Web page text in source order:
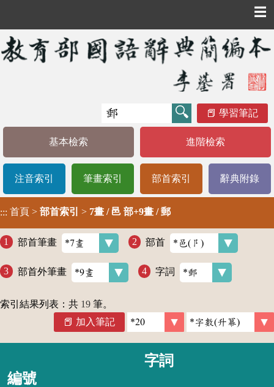
☰
學習筆記
基本檢索 進階檢索
注音索引 筆畫索引 部首索引 辭典附錄
::: 首頁 > 部首索引 > 7畫 / 邑 部+9畫 / 郵
部首筆畫 部首
部首外筆畫 字詞
索引結果列表：共 19 筆。
加入筆記
編號
字詞